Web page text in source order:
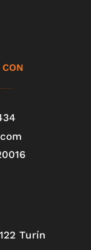
Turín